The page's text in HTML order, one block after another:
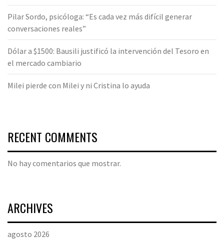
Pilar Sordo, psicóloga: “Es cada vez más difícil generar
conversaciones reales”
Dólar a $1500: Bausili justificó la intervención del Tesoro en
el mercado cambiario
Milei pierde con Milei y ni Cristina lo ayuda
RECENT COMMENTS
No hay comentarios que mostrar.
ARCHIVES
agosto 2026